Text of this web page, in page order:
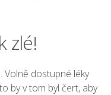
zlé!
Volně dostupné léky
by v tom byl čert, aby